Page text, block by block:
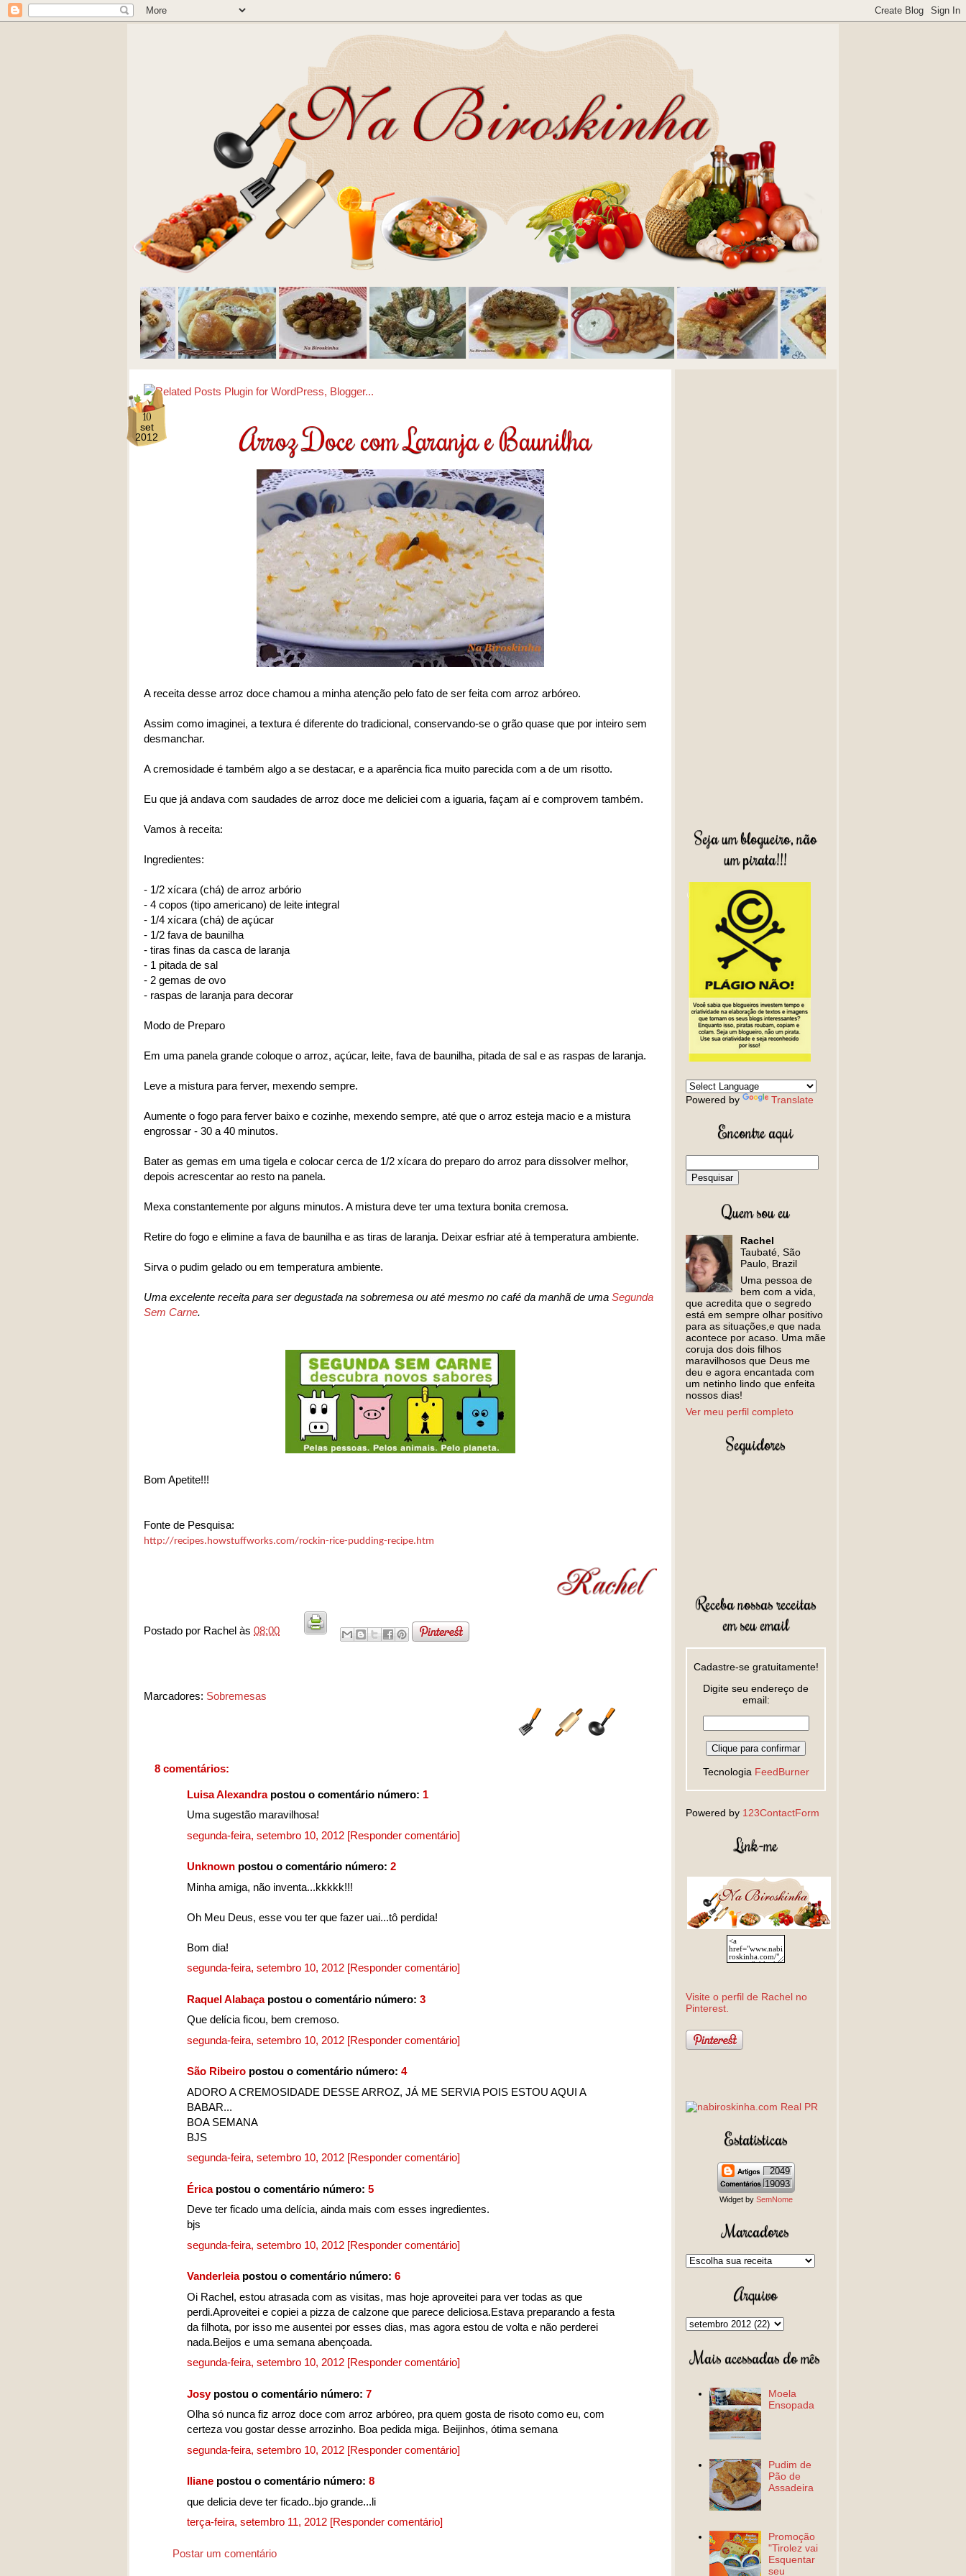
10
set
2012
Arroz Doce com Laranja e Baunilha
A receita desse arroz doce chamou a minha atenção pelo fato de ser feita com arroz arbóreo.
Assim como imaginei, a textura é diferente do tradicional, conservando-se o grão quase que por inteiro sem
desmanchar.
A cremosidade é também algo a se destacar, e a aparência fica muito parecida com a de um risotto.
Eu que já andava com saudades de arroz doce me deliciei com a iguaria, façam aí e comprovem também.
Vamos à receita:
Ingredientes:
- 1/2 xícara (chá) de arroz arbório
- 4 copos (tipo americano) de leite integral
- 1/4 xícara (chá) de açúcar
- 1/2 fava de baunilha
- tiras finas da casca de laranja
- 1 pitada de sal
- 2 gemas de ovo
- raspas de laranja para decorar
Modo de Preparo
Em uma panela grande coloque o arroz, açúcar, leite, fava de baunilha, pitada de sal e as raspas de laranja.
Leve a mistura para ferver, mexendo sempre.
Aumente o fogo para ferver baixo e cozinhe, mexendo sempre, até que o arroz esteja macio e a mistura
engrossar - 30 a 40 minutos.
Bater as gemas em uma tigela e colocar cerca de 1/2 xícara do preparo do arroz para dissolver melhor,
depois acrescentar ao resto na panela.
Mexa constantemente por alguns minutos. A mistura deve ter uma textura bonita cremosa.
Retire do fogo e elimine a fava de baunilha e as tiras de laranja. Deixar esfriar até à temperatura ambiente.
Sirva o pudim gelado ou em temperatura ambiente.
Uma excelente receita para ser degustada na sobremesa ou até mesmo no café da manhã de uma Segunda
Sem Carne.
Bom Apetite!!!
Fonte de Pesquisa:
http://recipes.howstuffworks.com/rockin-rice-pudding-recipe.htm
Postado por Rachel às 08:00
Marcadores: Sobremesas
8 comentários:
Luisa Alexandrapostou o comentário número: 1
Uma sugestão maravilhosa!
segunda-feira, setembro 10, 2012 [Responder comentário]
Unknown postou o comentário número: 2
Minha amiga, não inventa...kkkkk!!!
Oh Meu Deus, esse vou ter que fazer uai...tô perdida!
Bom dia!
segunda-feira, setembro 10, 2012 [Responder comentário]
Raquel Alabaçapostou o comentário número: 3
Que delícia ficou, bem cremoso.
segunda-feira, setembro 10, 2012 [Responder comentário]
São Ribeiro postou o comentário número: 4
ADORO A CREMOSIDADE DESSE ARROZ, JÁ ME SERVIA POIS ESTOU AQUI A
BABAR...
BOA SEMANA
BJS
segunda-feira, setembro 10, 2012 [Responder comentário]
Éricapostou o comentário número: 5
Deve ter ficado uma delícia, ainda mais com esses ingredientes.
bjs
segunda-feira, setembro 10, 2012 [Responder comentário]
Vanderleiapostou o comentário número: 6
Oi Rachel, estou atrasada com as visitas, mas hoje aproveitei para ver todas as que
perdi.Aproveitei e copiei a pizza de calzone que parece deliciosa.Estava preparando a festa
da filhota, por isso me ausentei por esses dias, mas agora estou de volta e não perderei
nada.Beijos e uma semana abençoada.
segunda-feira, setembro 10, 2012 [Responder comentário]
Josypostou o comentário número: 7
Olha só nunca fiz arroz doce com arroz arbóreo, pra quem gosta de risoto como eu, com
certeza vou gostar desse arrozinho. Boa pedida miga. Beijinhos, ótima semana
segunda-feira, setembro 10, 2012 [Responder comentário]
Iliane postou o comentário número: 8
que delicia deve ter ficado..bjo grande...li
terça-feira, setembro 11, 2012 [Responder comentário]
Postar um comentário
Seja um blogueiro, não
um pirata!!!
Powered by Translate
Encontre aqui
Quem sou eu
Rachel
Taubaté, São
Paulo, Brazil
Uma pessoa de
bem com a vida,
que acredita que o segredo
está em sempre olhar positivo
para as situações,e que nada
acontece por acaso. Uma mãe
coruja dos dois filhos
maravilhosos que Deus me
deu e agora encantada com
um netinho lindo que enfeita
nossos dias!
Ver meu perfil completo
Seguidores
Receba nossas receitas
em seu email
Cadastre-se gratuitamente!
Digite seu endereço de
email:
Tecnologia FeedBurner
Powered by 123ContactForm
Link-me
Visite o perfil de Rachel no
Pinterest.
Estatísticas
2049
19093
Widget by SemNome
Marcadores
Arquivo
Mais acessadas do mês
Moela
Ensopada
Pudim de
Pão de
Assadeira
Promoção
"Tirolez vai
Esquentar
seu